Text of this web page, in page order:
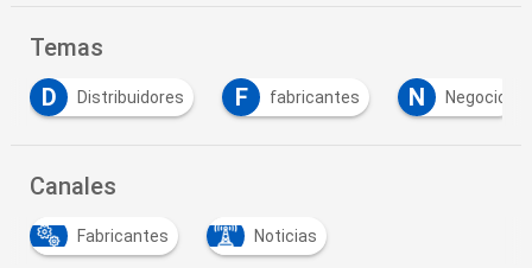
Temas
D
Distribuidores F fabricantes N Negocio
Canales
Fabricantes Noticias